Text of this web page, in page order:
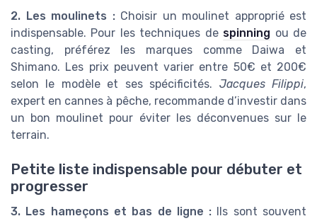
2. Les moulinets : Choisir un moulinet approprié est
indispensable. Pour les techniques de spinning ou de
casting, préférez les marques comme Daiwa et
Shimano. Les prix peuvent varier entre 50€ et 200€
selon le modèle et ses spécificités. Jacques Filippi,
expert en cannes à pêche, recommande d’investir dans
un bon moulinet pour éviter les déconvenues sur le
terrain.
Petite liste indispensable pour débuter et
progresser
3. Les hameçons et bas de ligne :
Ils sont souvent